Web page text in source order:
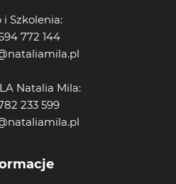
i Szkolenia:
772 144
Natalia Mila:
233 599